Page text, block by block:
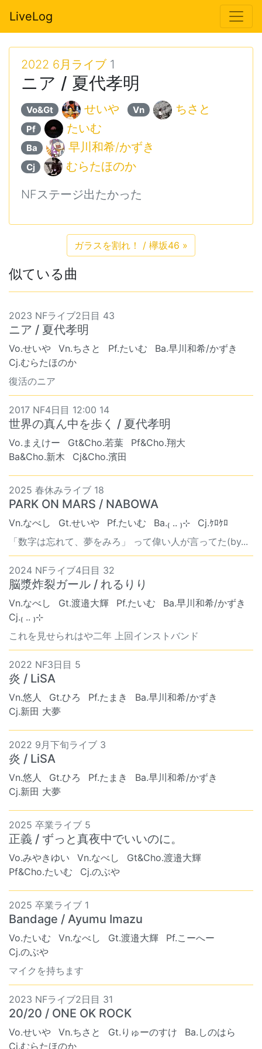
LiveLog
2022 6月ライブ1
ニア / 夏代孝明
Vo&Gt せいや Vn ちさと
Pf たいむ
Ba 早川和希/かずき
Cj むらたほのか
NFステージ出たかった
ガラスを割れ！ / 欅坂46 »
似ている曲
2023 NFライブ2日目 43
ニア / 夏代孝明
Vo.せいや Vn.ちさと Pf.たいむ
Ba.早川和希/かずき
Cj.むらたほのか
復活のニア
2017 NF4日目 12:00 14
世界の真ん中を歩く / 夏代孝明
Vo.まえけー Gt&Cho.若葉
Pf&Cho.翔大
Ba&Cho.新木
Cj&Cho.濱田
2025 春休みライブ 18
PARK ON MARS / NABOWA
Vn.なべし Gt.せいや Pf.たいむ Ba.₍ .. ₎⊹
Cj.ｹﾛｹﾛ
「数字は忘れて、夢をみろ」 って偉い人が言ってた(by...
2024 NFライブ4日目 32
脳漿炸裂ガール / れるりり
Vn.なべし Gt.渡邉大輝 Pf.たいむ
Ba.早川和希/かずき
Cj.₍ .. ₎⊹
これを見せられはや二年 上回インストバンド
2022 NF3日目 5
炎 / LiSA
Vn.悠人 Gt.ひろ Pf.たまき
Ba.早川和希/かずき
Cj.新田 大夢
2022 9月下旬ライブ 3
炎 / LiSA
Vn.悠人 Gt.ひろ Pf.たまき
Ba.早川和希/かずき
Cj.新田 大夢
2025 卒業ライブ 5
正義 / ずっと真夜中でいいのに。
Vo.みやきゆい Vn.なべし
Gt&Cho.渡邉大輝
Pf&Cho.たいむ
Cj.のぶや
2025 卒業ライブ 1
Bandage / Ayumu Imazu
Vo.たいむ Vn.なべし Gt.渡邉大輝
Pf.こーへー
Cj.のぶや
マイクを持ちます
2023 NFライブ2日目 31
20/20 / ONE OK ROCK
Vo.せいや Vn.ちさと Gt.りゅーのすけ
Ba.しのはら
Cj.むらたほのか